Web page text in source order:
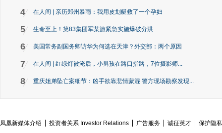
4 在人间 | 亲历郑州暴雨：我用皮划艇救了一个孕妇
5 生命至上！第83集团军某旅紧急实施爆破分洪
6 美国常务副国务卿访华为何选在天津？外交部：两个原因
7 在人间 | 红绿灯被淹后，小男孩在路口指路，7位摄影师...
8 重庆姐弟坠亡案细节：凶手欲靠悲情蒙混 警方现场勘察发现...
凤凰新媒体介绍 投资者关系 Investor Relations 广告服务 诚征英才
保护隐